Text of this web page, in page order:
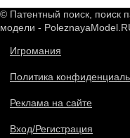
© Патентный поиск, поиск
модели -
Игромания
Политика
Реклама на сайте
Вход/Регистрация